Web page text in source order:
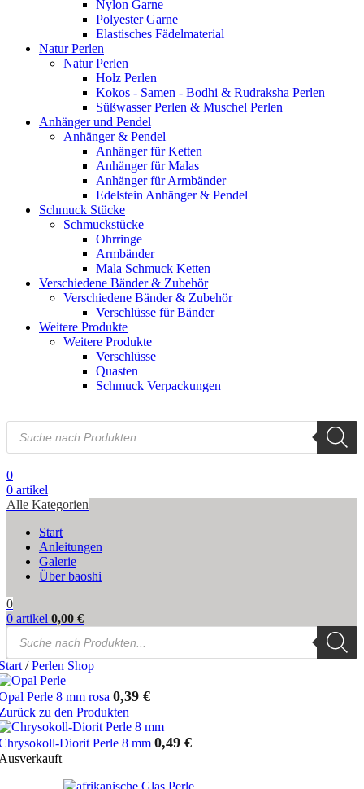
Nylon Garne
Polyester Garne
Elastisches Fädelmaterial
Natur Perlen
Natur Perlen
Holz Perlen
Kokos - Samen - Bodhi & Rudraksha Perlen
Süßwasser Perlen & Muschel Perlen
Anhänger und Pendel
Anhänger & Pendel
Anhänger für Ketten
Anhänger für Malas
Anhänger für Armbänder
Edelstein Anhänger & Pendel
Schmuck Stücke
Schmuckstücke
Ohrringe
Armbänder
Mala Schmuck Ketten
Verschiedene Bänder & Zubehör
Verschiedene Bänder & Zubehör
Verschlüsse für Bänder
Weitere Produkte
Weitere Produkte
Verschlüsse
Quasten
Schmuck Verpackungen
Products
search
0
0 artikel
Alle Kategorien
Start
Anleitungen
Galerie
Über baoshi
0
0 artikel 0,00 €
Products
search
/ Perlen Shop
Perle 8 mm rosa 0,39 €
zu den Produkten
Diorit Perle 8 mm 0,49 €